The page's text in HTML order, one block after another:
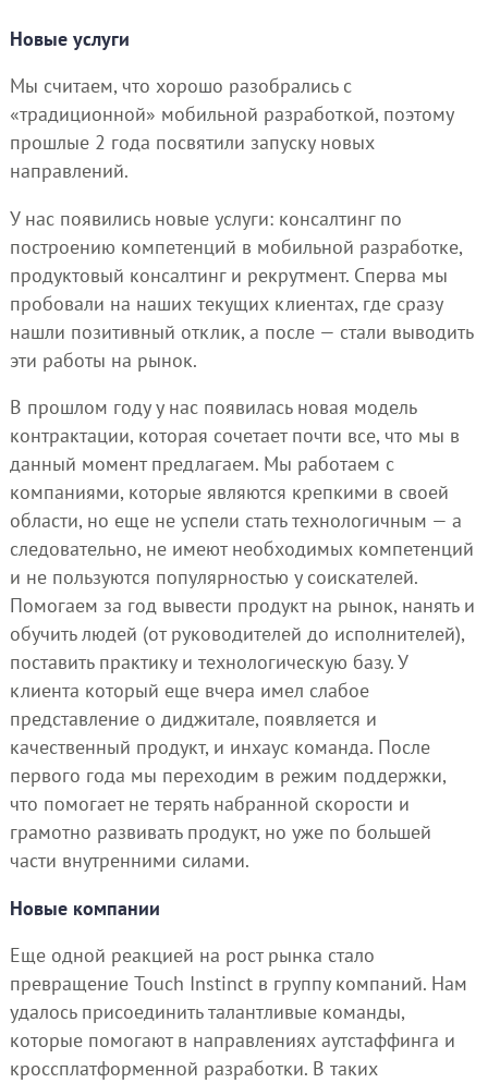
Новые услуги
Мы считаем, что хорошо разобрались с
«традиционной» мобильной разработкой, поэтому
прошлые 2 года посвятили запуску новых
направлений.
У нас появились новые услуги: консалтинг по
построению компетенций в мобильной разработке,
продуктовый консалтинг и рекрутмент. Сперва мы
пробовали на наших текущих клиентах, где сразу
нашли позитивный отклик, а после — стали выводить
эти работы на рынок.
В прошлом году у нас появилась новая модель
контрактации, которая сочетает почти все, что мы в
данный момент предлагаем. Мы работаем с
компаниями, которые являются крепкими в своей
области, но еще не успели стать технологичным — а
следовательно, не имеют необходимых компетенций
и не пользуются популярностью у соискателей.
Помогаем за год вывести продукт на рынок, нанять и
обучить людей (от руководителей до исполнителей),
поставить практику и технологическую базу. У
клиента который еще вчера имел слабое
представление о диджитале, появляется и
качественный продукт, и инхаус команда. После
первого года мы переходим в режим поддержки,
что помогает не терять набранной скорости и
грамотно развивать продукт, но уже по большей
части внутренними силами.
Новые компании
Еще одной реакцией на рост рынка стало
превращение Touch Instinct в группу компаний. Нам
удалось присоединить талантливые команды,
которые помогают в направлениях аутстаффинга и
кроссплатформенной разработки. В таких